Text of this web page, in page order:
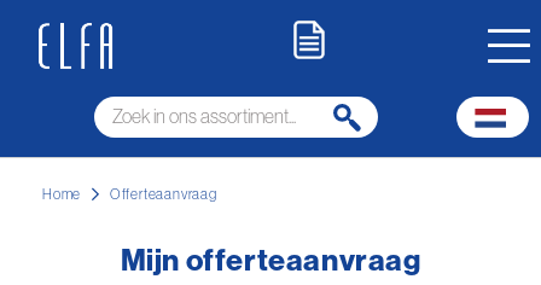
Home Offerteaanvraag
Mijn offerteaanvraag